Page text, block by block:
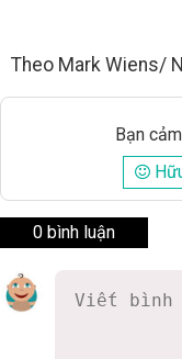
Theo Mark Wiens/
Bạn
0 bình luận